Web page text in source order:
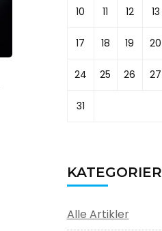
10 11 12 13
17 18 19 20
24 25 26 27
31
KATEGORIER
Alle Artikler